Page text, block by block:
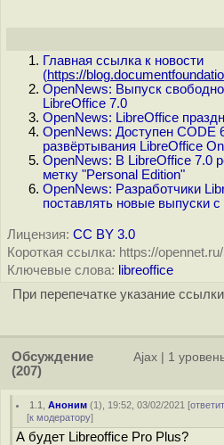
Главная ссылка к новости
(https://
OpenNews: Выпуск
LibreOffice 7.0
OpenNews: LibreOffice
OpenNews: Доступен CODE
развёртывания LibreOffice
OpenNews: В LibreOffice 7.0
метку "Personal Edition"
OpenNews: Разработчики
поставлять новые выпуски
Лицензия: CC BY 3.0
Короткая ссылка: https://
Ключевые слова: libreoffice
При перепечатке указание
Обсуждение
(207)
Ajax 1
1.1 ,Аноним (1), 19:52, 03/02/2021 [
[к модератору]
А будет Libreoffice Pro Plus?